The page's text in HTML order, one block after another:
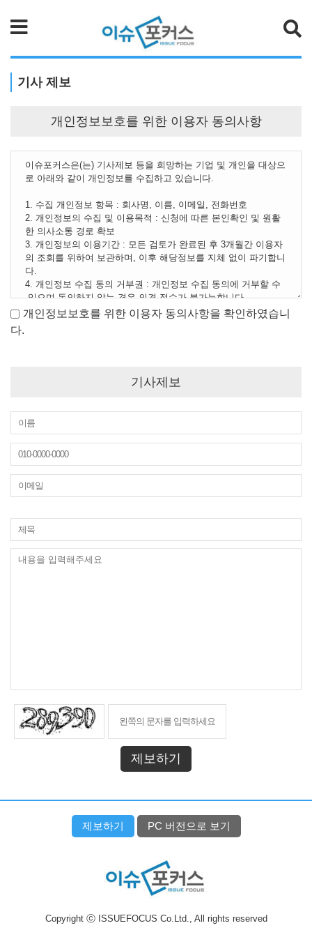
기사 제보
개인정보보호를 위한 이용자 동의사항
개인정보보호를 위한 이용자 동의사항을 확인하였습니
다.
기사제보
제보하기
제보하기 PC 버전으로 보기
Copyright ⓒ ISSUEFOCUS Co.Ltd., All rights reserved